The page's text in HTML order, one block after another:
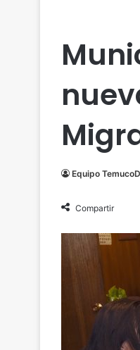
Equipo
Compartir